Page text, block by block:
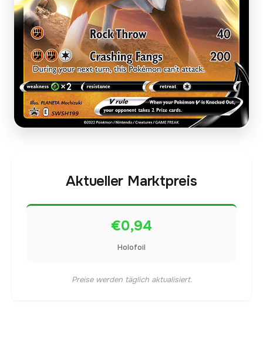
Aktueller Marktpreis
€0,94
Holofoil
Preise werden täglich aktualisiert.